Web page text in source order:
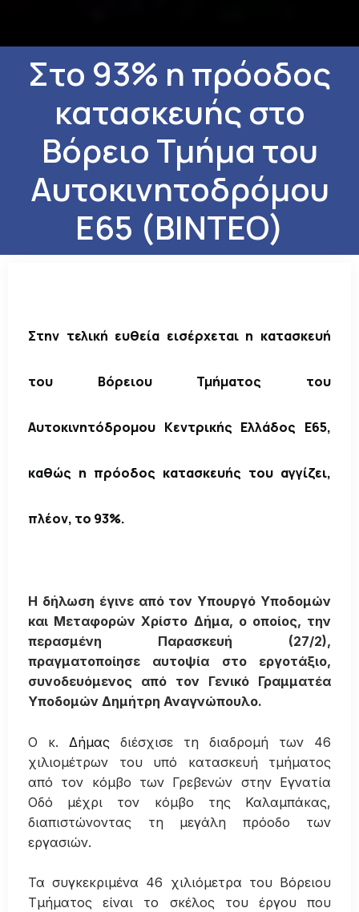
Στο 93% η πρόοδος
κατασκευής στο
Βόρειο Τμήμα του
Αυτοκινητοδρόμου
Ε65 (ΒΙΝΤΕΟ)
Στην τελική ευθεία εισέρχεται η κατασκευή
του Βόρειου Τμήματος του
Αυτοκινητόδρομου Κεντρικής Ελλάδος Ε65,
καθώς η πρόοδος κατασκευής του αγγίζει,
πλέον, το 93%.
Η δήλωση έγινε από τον Υπουργό Υποδομών
και Μεταφορών Χρίστο Δήμα, ο οποίος, την
περασμένη Παρασκευή (27/2),
πραγματοποίησε αυτοψία στο εργοτάξιο,
συνοδευόμενος από τον Γενικό Γραμματέα
Υποδομών Δημήτρη Αναγνώπουλο.
Ο κ. Δήμας διέσχισε τη διαδρομή των 46
χιλιομέτρων του υπό κατασκευή τμήματος
από τον κόμβο των Γρεβενών στην Εγνατία
Οδό μέχρι τον κόμβο της Καλαμπάκας,
διαπιστώνοντας τη μεγάλη πρόοδο των
εργασιών.
Τα συγκεκριμένα 46 χιλιόμετρα του Βόρειου
Τμήματος είναι το σκέλος του έργου που